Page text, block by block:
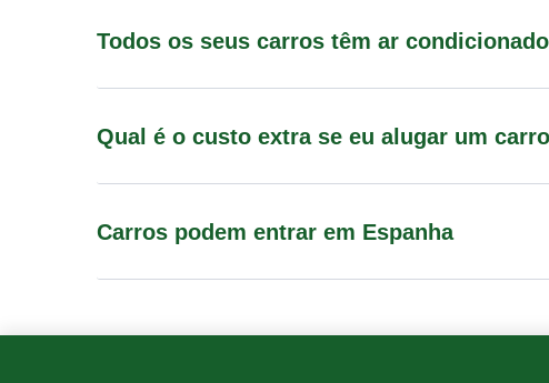
Todos os seus carros têm ar
Qual é o custo extra se eu alugar um
Carros podem entrar em Espanha